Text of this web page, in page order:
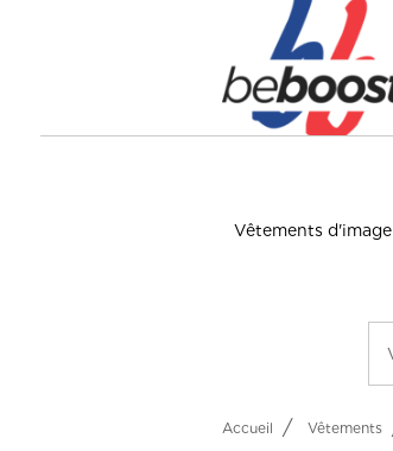
Vêtements d'image
Accueil Vêtements
Panneau de gestion des cookies